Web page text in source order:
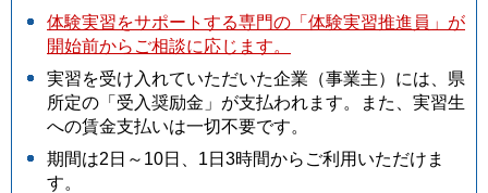
体験実習をサポートする専門の「体験実習推進員」が
開始前からご相談に応じます。
実習を受け入れていただいた企業（事業主）には、県
所定の「受入奨励金」が支払われます。また、実習生
への賃金支払いは一切不要です。
期間は2日～10日、1日3時間からご利用いただけま
す。